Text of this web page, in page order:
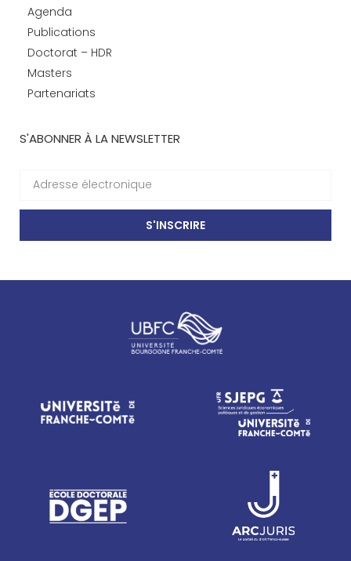
Agenda
Publications
Doctorat – HDR
Masters
Partenariats
S'ABONNER À LA NEWSLETTER
S'INSCRIRE